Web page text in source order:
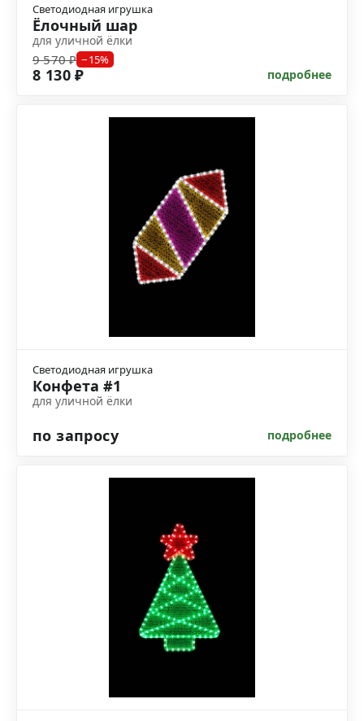
Светодиодная игрушка
Ёлочный шар
для уличной ёлки
9 570 ₽ −15%
8 130 ₽ подробнее
Светодиодная игрушка
Конфета #1
для уличной ёлки
по запросу подробнее